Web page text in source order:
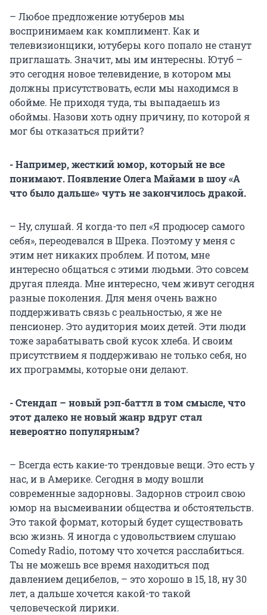
– Любое предложение ютуберов мы
воспринимаем как комплимент. Как и
телевизионщики, ютуберы кого попало не станут
приглашать. Значит, мы им интересны. Ютуб –
это сегодня новое телевидение, в котором мы
должны присутствовать, если мы находимся в
обойме. Не приходя туда, ты выпадаешь из
обоймы. Назови хоть одну причину, по которой я
мог бы отказаться прийти?
- Например, жесткий юмор, который не все
понимают. Появление Олега Майами в шоу «А
что было дальше» чуть не закончилось дракой.
– Ну, слушай. Я когда-то пел «Я продюсер самого
себя», переодевался в Шрека. Поэтому у меня с
этим нет никаких проблем. И потом, мне
интересно общаться с этими людьми. Это совсем
другая плеяда. Мне интересно, чем живут сегодня
разные поколения. Для меня очень важно
поддерживать связь с реальностью, я же не
пенсионер. Это аудитория моих детей. Эти люди
тоже зарабатывать свой кусок хлеба. И своим
присутствием я поддерживаю не только себя, но
их программы, которые они делают.
- Стендап – новый рэп-баттл в том смысле, что
этот далеко не новый жанр вдруг стал
невероятно популярным?
– Всегда есть какие-то трендовые вещи. Это есть у
нас, и в Америке. Сегодня в моду вошли
современные задорновы. Задорнов строил свою
юмор на высмеивании общества и обстоятельств.
Это такой формат, который будет существовать
всю жизнь. Я иногда с удовольствием слушаю
Comedy Radio, потому что хочется расслабиться.
Ты не можешь все время находиться под
давлением децибелов, – это хорошо в 15, 18, ну 30
лет, а дальше хочется какой-то такой
человеческой лирики.